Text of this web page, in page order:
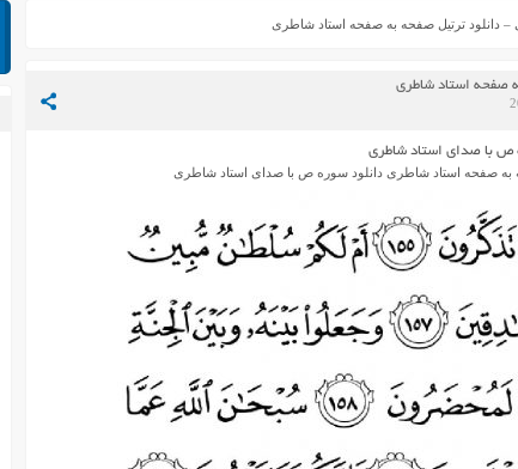
دانلود ترتیل صفحه به صفحه استاد شاطری
صفحه استاد شاطری
ص با صدای استاد شاطری
به صفحه استاد شاطری دانلود سوره ص با صدای استاد شاطری